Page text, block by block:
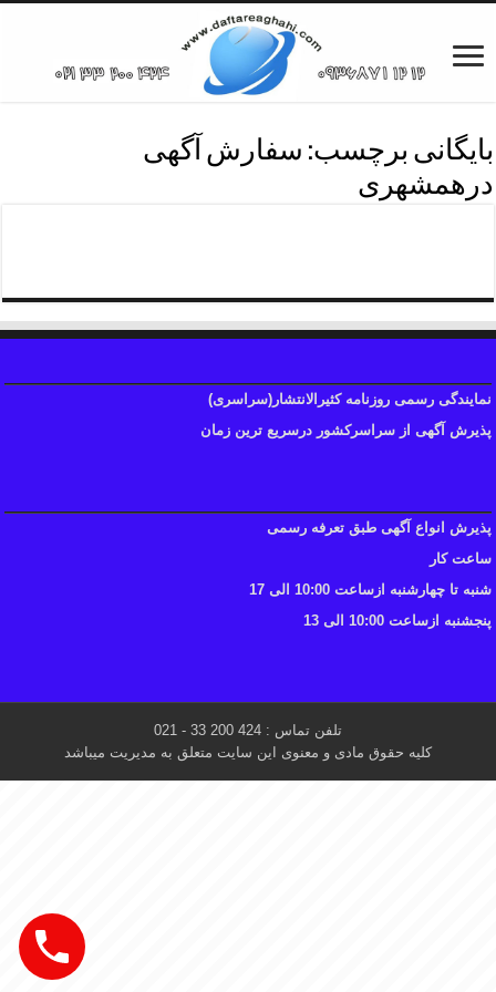
بایگانی برچسب: سفارش آگهی
درهمشهری
نمایندگی رسمی روزنامه کثیرالانتشار(سراسری)
پذیرش آگهی از سراسرکشور درسریع ترین زمان
پذیرش انواع آگهی طبق تعرفه رسمی
ساعت کار
شنبه تا چهارشنبه ازساعت 10:00 الی 17
پنجشنبه ازساعت 10:00 الی 13
تلفن تماس : 424 200 33 - 021
کلیه حقوق مادی و معنوی این سایت متعلق به مدیریت میباشد